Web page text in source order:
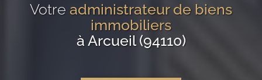
Votre administrateur de biens
immobiliers
à Arcueil (94110)